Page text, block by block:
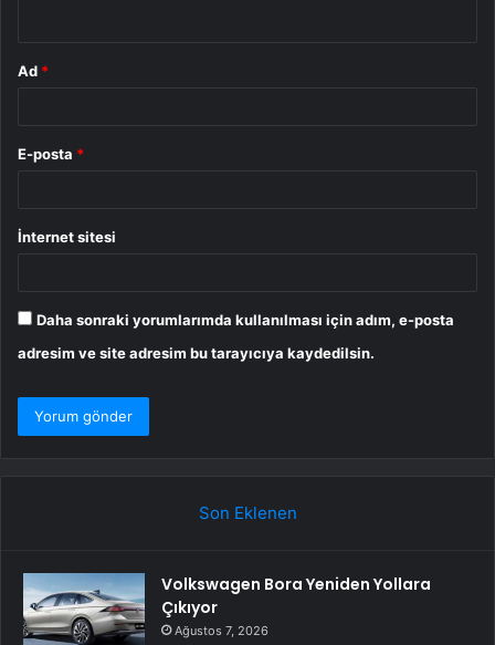
Ad *
E-posta *
İnternet sitesi
Daha sonraki yorumlarımda kullanılması için adım, e-posta
adresim ve site adresim bu tarayıcıya kaydedilsin.
Son Eklenen
Volkswagen Bora Yeniden Yollara
Çıkıyor
Ağustos 7, 2026